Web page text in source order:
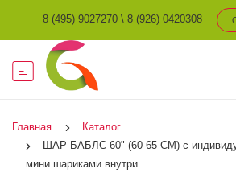
8 (495) 9027270 \ 8 (926) 0420308
Главная
Каталог
ШАР БАБЛС 60" (60-65 СМ) с
мини шариками внутри